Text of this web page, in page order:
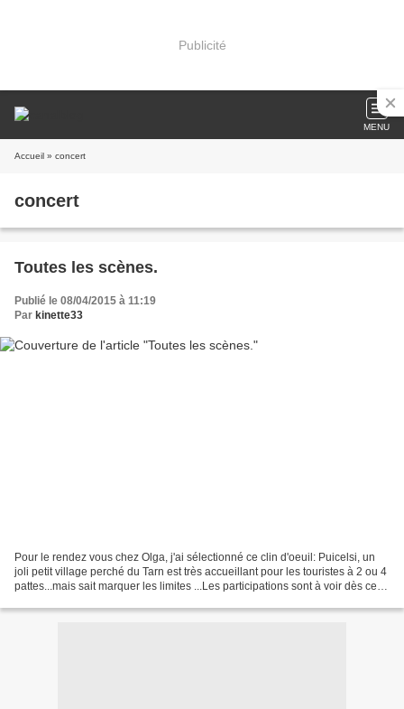
Publicité
MENU
Accueil » concert
concert
Toutes les scènes.
Publié le 08/04/2015 à 11:19
Par kinette33
Pour le rendez vous chez Olga, j'ai sélectionné ce clin d'oeuil: Puicelsi, un
joli petit village perché du Tarn est très accueillant pour les touristes à 2 ou 4
pattes...mais sait marquer les limites ...Les participations sont à voir dès ce